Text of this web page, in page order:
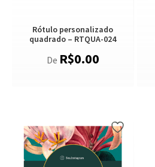
Rótulo personalizado
quadrado – RTQUA-024
De R$0.00